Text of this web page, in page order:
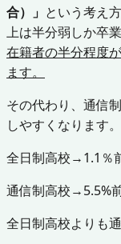
合）」 という考え
上は半分弱しか卒
在籍者の半分程度
ます。
その代わり、通信
しやすくなります。
全日制高校→1.1％
通信制高校→5.5%
全日制高校よりも